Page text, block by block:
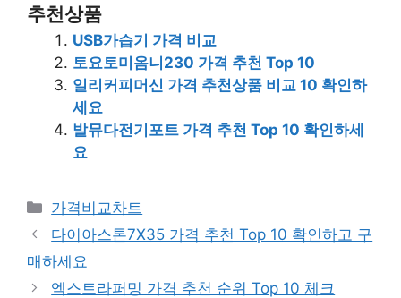
추천상품
USB가습기 가격 비교
토요토미옴니230 가격 추천 Top 10
일리커피머신 가격 추천상품 비교 10 확인하
세요
발뮤다전기포트 가격 추천 Top 10 확인하세
요
카
테
고
리
가격비교차트
다이아스톤7X35 가격 추천 Top 10 확인하고 구
매하세요
엑스트라퍼밍 가격 추천 순위 Top 10 체크